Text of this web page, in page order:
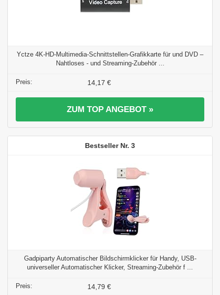
Yctze 4K-HD-Multimedia-Schnittstellen-Grafikkarte für und DVD –
Nahtloses - und Streaming-Zubehör ...
14,17 €
ZUM TOP ANGEBOT »
3
Gadpiparty Automatischer Bildschirmklicker für Handy, USB-
universeller Automatischer Klicker, Streaming-Zubehör f ...
14,79 €